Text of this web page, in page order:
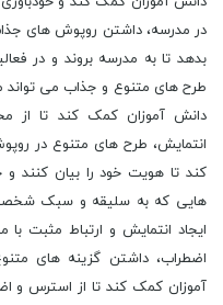
در مدرسه، داشتن روپوش های
بدهد تا به مدرسه بروند و در
طرح های متنوع و جذاب می تواند
دانش آموزان کمک کند تا از
انتمایش، طرح های متنوع در
کند تا هویت خود را بیان کنند و
هایی که به سلیقه و سبک
ایجاد انتمایش و ارتباط
اضطراب، داشتن گزینه های
آموزان کمک کند تا از استرس و